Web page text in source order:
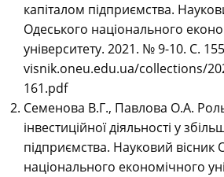
капіталом підприємства.
Одеського національного
університету. 2021. № 9-10. С.
visnik.oneu.edu.ua/collections/
161.pdf
Семенова В.Г., Павлова О.А.
інвестиційної діяльності у
підприємства. Науковий вісник
національного економічного